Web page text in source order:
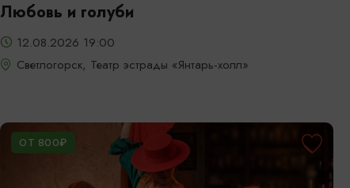
Любовь и голуби
12.08.2026 19:00
Светлогорск, Театр эстрады «Янтарь-холл»
ОТ 800₽